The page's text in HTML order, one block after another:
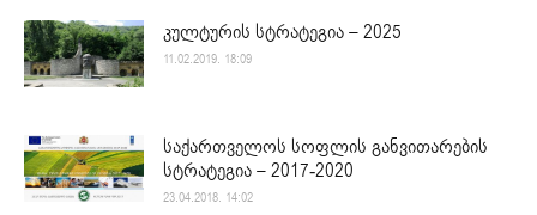
კულტურის სტრატეგია – 2025
11.02.2019. 18:09
საქართველოს სოფლის განვითარების
სტრატეგია – 2017-2020
23.04.2018. 14:02